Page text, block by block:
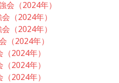
会（2024年）
（2024年）
（2024年）
（2024年）
2024年）
2024年）
2024年）